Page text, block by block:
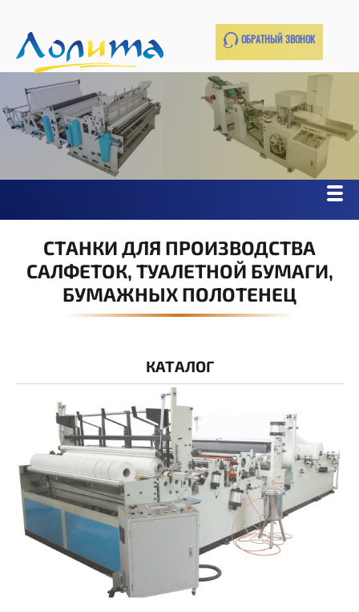
ОБРАТНЫЙ ЗВОНОК
СТАНКИ ДЛЯ ПРОИЗВОДСТВА
САЛФЕТОК, ТУАЛЕТНОЙ БУМАГИ,
БУМАЖНЫХ ПОЛОТЕНЕЦ
КАТАЛОГ